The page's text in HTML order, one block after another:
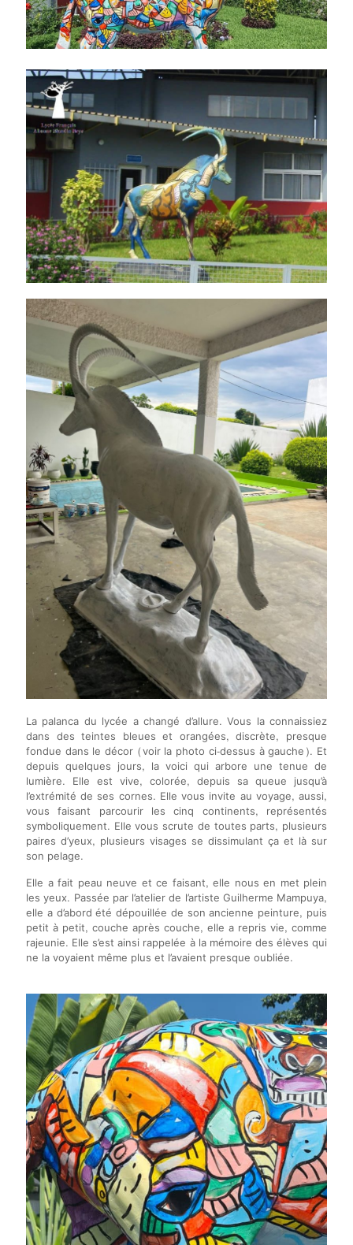
La palanca du lycée a changé d’allure. Vous la connaissiez
dans des teintes bleues et orangées, discrète, presque
fondue dans le décor (voir la photo ci-dessus à gauche). Et
depuis quelques jours, la voici qui arbore une tenue de
lumière. Elle est vive, colorée, depuis sa queue jusqu’à
l’extrémité de ses cornes. Elle vous invite au voyage, aussi,
vous faisant parcourir les cinq continents, représentés
symboliquement. Elle vous scrute de toutes parts, plusieurs
paires d’yeux, plusieurs visages se dissimulant ça et là sur
son pelage.
Elle a fait peau neuve et ce faisant, elle nous en met plein
les yeux. Passée par l’atelier de l’artiste Guilherme Mampuya,
elle a d’abord été dépouillée de son ancienne peinture, puis
petit à petit, couche après couche, elle a repris vie, comme
rajeunie. Elle s’est ainsi rappelée à la mémoire des élèves qui
ne la voyaient même plus et l’avaient presque oubliée.